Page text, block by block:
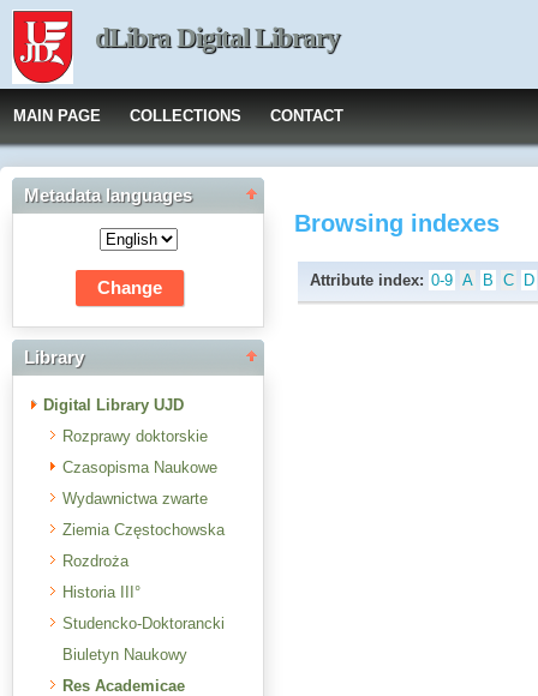
dLibra Digital Library
MAIN PAGE COLLECTIONS CONTACT
Metadata languages
Library
Digital Library UJD
Rozprawy doktorskie
Czasopisma Naukowe
Wydawnictwa zwarte
Ziemia Częstochowska
Rozdroża
Historia III°
Studencko-Doktorancki
Biuletyn Naukowy
Res Academicae
Browsing indexes
Attribute index: 0-9 A B C D